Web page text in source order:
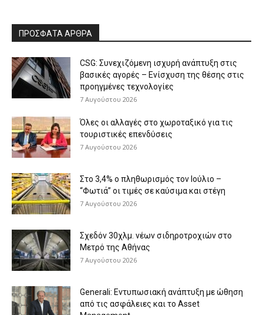
ΠΡΟΣΦΑΤΑ ΑΡΘΡΑ
CSG: Συνεχιζόμενη ισχυρή ανάπτυξη στις
βασικές αγορές – Ενίσχυση της θέσης στις
προηγμένες τεχνολογίες
7 Αυγούστου 2026
Όλες οι αλλαγές στο χωροταξικό για τις
τουριστικές επενδύσεις
7 Αυγούστου 2026
Στο 3,4% ο πληθωρισμός τον Ιούλιο –
“Φωτιά” οι τιμές σε καύσιμα και στέγη
7 Αυγούστου 2026
Σχεδόν 30χλμ. νέων σιδηροτροχιών στο
Μετρό της Αθήνας
7 Αυγούστου 2026
Generali: Eντυπωσιακή ανάπτυξη με ώθηση
από τις ασφάλειες και το Asset